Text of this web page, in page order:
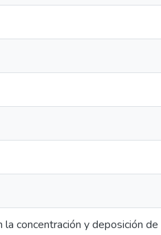
concentración y deposición